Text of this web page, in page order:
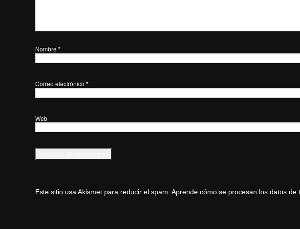
Nombre *
Correo electrónico *
Web
Este sitio usa Akismet para reducir el spam. Aprende cómo se procesan los datos de